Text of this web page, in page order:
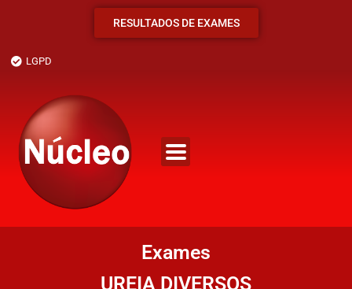
RESULTADOS DE EXAMES
LGPD
Exames
UREIA DIVERSOS